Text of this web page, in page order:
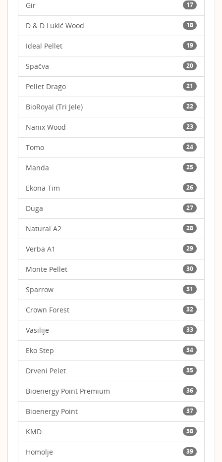
17
Gir
18
D & D Lukić Wood
19
Ideal Pellet
20
Spačva
21
Pellet Drago
22
BioRoyal (Tri Jele)
23
Nanix Wood
24
Tomo
25
Manda
26
Ekona Tim
27
Duga
28
Natural A2
29
Verba A1
30
Monte Pellet
31
Sparrow
32
Crown Forest
33
Vasilije
34
Eko Step
35
Drveni Pelet
36
Bioenergy Point Premium
37
Bioenergy Point
38
KMD
39
Homolje